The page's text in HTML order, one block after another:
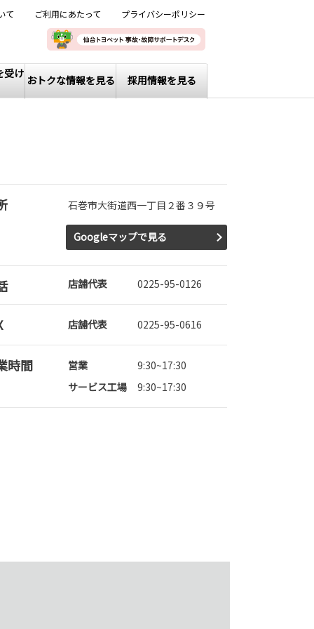
受け おトクな情報を見る 採用情報を見る
て ご利用にあたって プライバシーポリシー
石巻市大街道西一丁目２番３９号
Googleマップで見る
店舗代表 0225-95-0126
店舗代表 0225-95-0616
時間 営業
9:30~17:30
サービス工場
9:30~17:30